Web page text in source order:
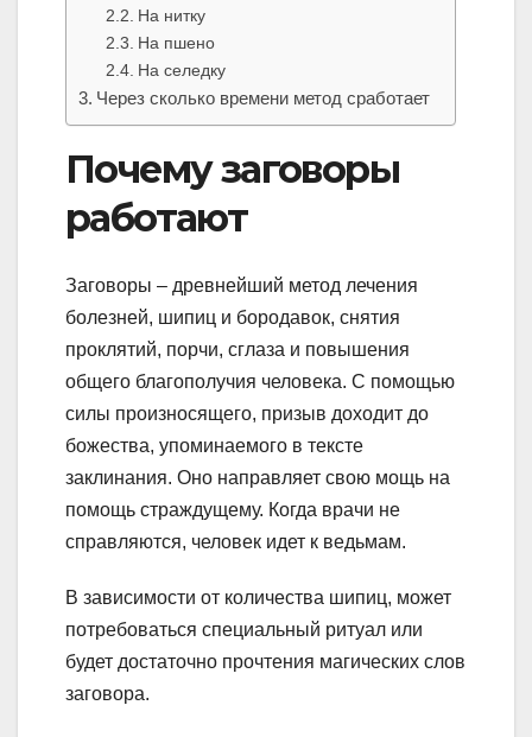
На нитку
На пшено
На селедку
Через сколько времени метод сработает
Почему заговоры
работают
Заговоры – древнейший метод лечения
болезней, шипиц и бородавок, снятия
проклятий, порчи, сглаза и повышения
общего благополучия человека. С помощью
силы произносящего, призыв доходит до
божества, упоминаемого в тексте
заклинания. Оно направляет свою мощь на
помощь страждущему. Когда врачи не
справляются, человек идет к ведьмам.
В зависимости от количества шипиц, может
потребоваться специальный ритуал или
будет достаточно прочтения магических слов
заговора.